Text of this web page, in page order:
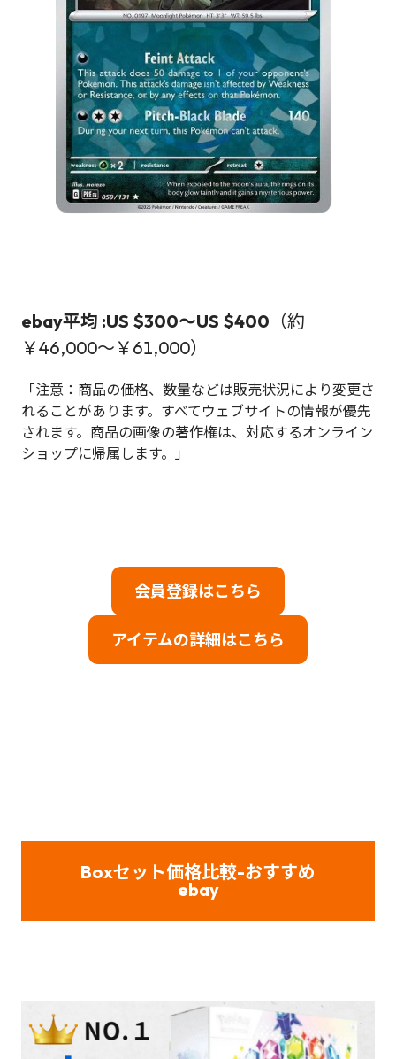
ebay平均 :US $300～US $400 （約
￥46,000～￥61,000）
「注意：商品の価格、数量などは販売状況により変更さ
れることがあります。すべてウェブサイトの情報が優先
されます。商品の画像の著作権は、対応するオンライン
ショップに帰属します。」
会員登録はこちら
アイテムの詳細はこちら
Boxセット価格比較-おすすめ
ebay